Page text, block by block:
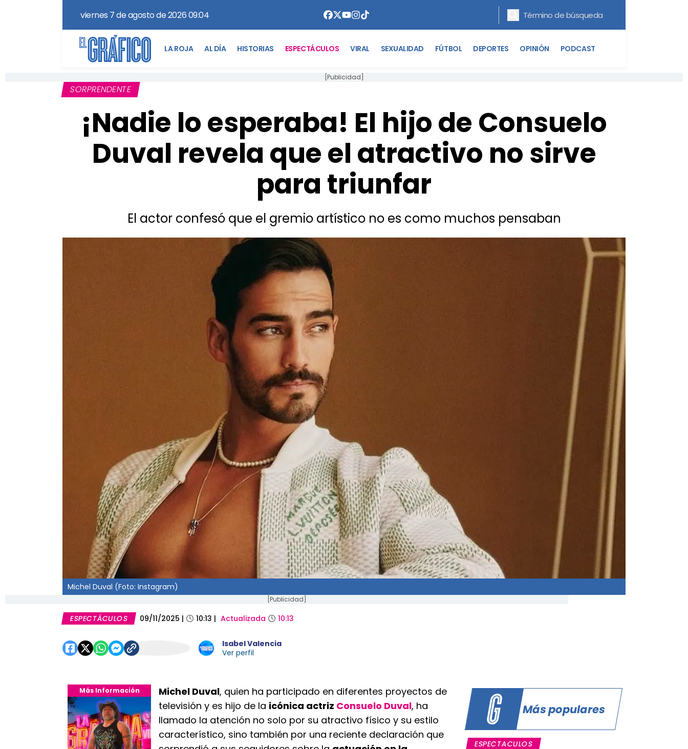
viernes 7 de agosto de 2026 09:04
LA ROJA AL DÍA HISTORIAS ESPECTÁCULOS VIRAL SEXUALIDAD FÚTBOL DEPORTES OPINIÓN PODCAST
[Publicidad]
SORPRENDENTE
¡Nadie lo esperaba! El hijo de Consuelo
Duval revela que el atractivo no sirve
para triunfar
El actor confesó que el gremio artístico no es como muchos pensaban
Michel Duval (Foto: Instagram)
[Publicidad]
ESPECTÁCULOS 09/11/2025 | 10:13 | Actualizada 10:13
Isabel Valencia
Ver perfil
Más Información Michel Duval, quien ha participado en diferentes proyectos de
televisión y es hijo de la icónica actriz Consuelo Duval, ha
llamado la atención no solo por su atractivo físico y su estilo
característico, sino también por una reciente declaración que
Más populares
ESPECTACULOS